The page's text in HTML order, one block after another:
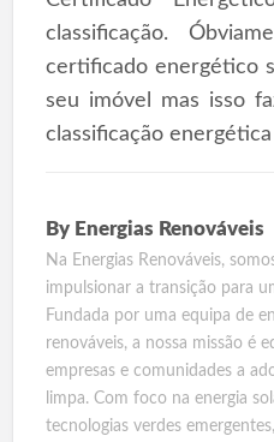
classificação.
certificado energético
seu imóvel mas isso
classificação
By Energias Renováveis
Na Energias Renováveis,
impulsionar a transição para
Fundada por uma equipa de
renováveis, a nossa missão é
empresas e comunidades a
limpa. Com foco na energia
tecnologias verdes